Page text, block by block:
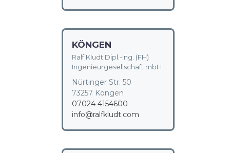
KÖNGEN
Ralf Kludt Dipl.-Ing. (FH)
Ingenieurgesellschaft mbH
Nürtinger Str. 50
73257 Köngen
07024 4154600
info@ralfkludt.com